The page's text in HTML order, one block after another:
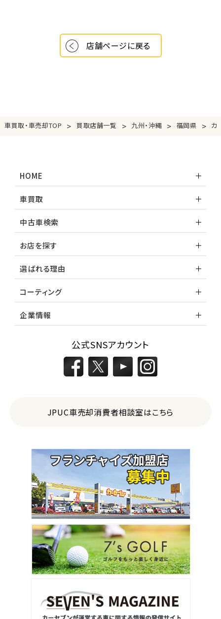
店舗ページに戻る
車買取・車売却TOP > 買取店舗一覧 > 九州・沖縄 > 福岡県 > カ
HOME
車買取
中古車検索
お店を探す
選ばれる理由
コーティング
企業情報
公式SNSアカウント
JPUC車売却消費者相談室はこちら